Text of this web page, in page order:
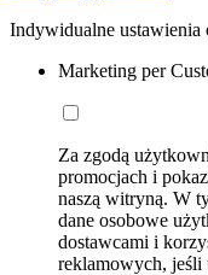
Indywidualne ustawienia
Marketing per
Za zgodą
promocjach i
naszą witryną. W
dane osobowe
dostawcami i
reklamowych, jeśli